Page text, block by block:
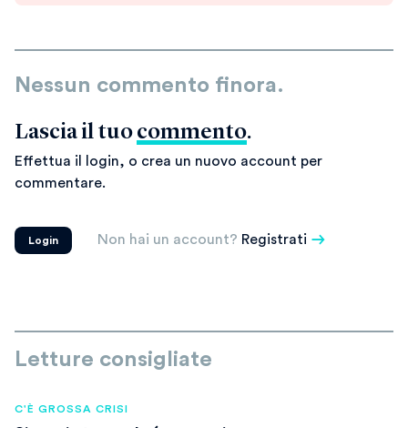
Nessun commento finora.
Lascia il tuo commento.
Effettua il login, o crea un nuovo account per
commentare.
Login Non hai un account? Registrati
Letture consigliate
C'È GROSSA CRISI